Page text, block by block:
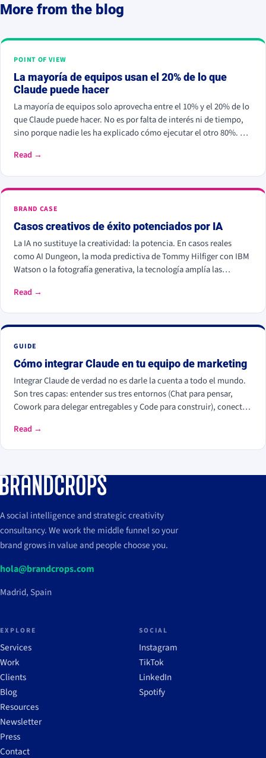
More from the blog
POINT OF VIEW
La mayoría de equipos usan el 20% de lo que
Claude puede hacer
La mayoría de equipos solo aprovecha entre el 10% y el 20% de lo
que Claude puede hacer. No es por falta de interés ni de tiempo,
sino porque nadie les ha explicado cómo ejecutar el otro 80%. El
con contexto, estructura e instrucciones claras.
Read →
BRAND CASE
Casos creativos de éxito potenciados por IA
La IA no sustituye la creatividad: la potencia. En casos reales
como AI Dungeon, la moda predictiva de Tommy Hilfiger con IBM
Watson o la fotografía generativa, la tecnología amplía las
siguen siendo insustituibles.
Read →
GUIDE
Cómo integrar Claude en tu equipo de marketing
Integrar Claude de verdad no es darle la cuenta a todo el mundo.
Son tres capas: entender sus tres entornos (Chat para pensar,
Cowork para delegar entregables y Code para construir), conectar
para que trabaje con tus datos, y crear Skills que conviertan
Read →
A social intelligence and strategic creativity
consultancy. We work the middle funnel so your
brand grows in value and people choose you.
hola@brandcrops.com
Madrid, Spain
EXPLORE
Services
Work
Clients
Blog
Resources
Newsletter
Press
Contact
SOCIAL
Instagram
TikTok
LinkedIn
Spotify